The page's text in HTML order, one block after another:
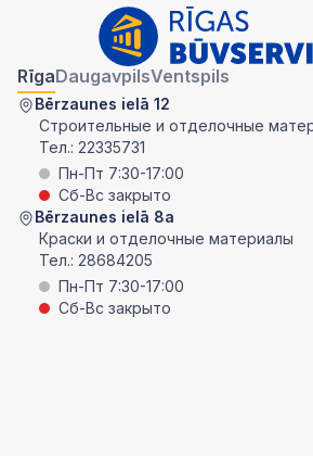
RīgaDaugavpilsVentspils
Bērzaunes ielā 12
Строительные и отделочные
Тел.: 22335731
Пн-Пт 7:30-17:00
Сб-Вс закрыто
Bērzaunes ielā 8a
Краски и отделочные материалы
Тел.: 28684205
Пн-Пт 7:30-17:00
Сб-Вс закрыто